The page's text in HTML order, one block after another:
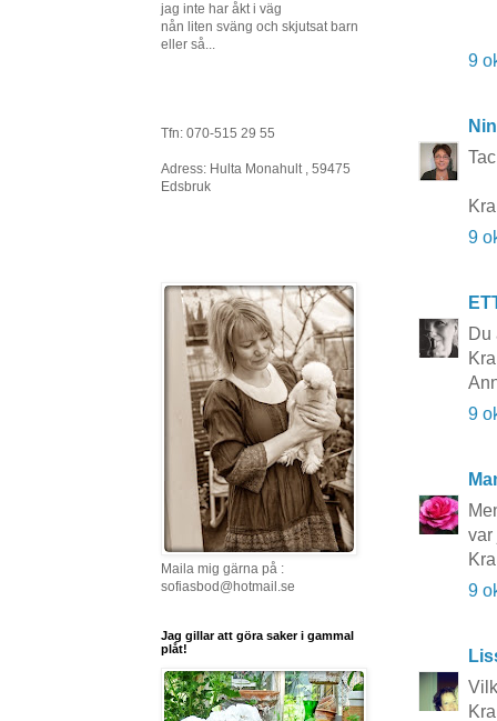
9
9
Du
9
var
9
jag inte har åkt i väg
nån liten sväng och skjutsat barn
eller så...
Tfn: 070-515 29 55
Adress: Hulta Monahult , 59475
Edsbruk
Maila mig gärna på :
sofiasbod@hotmail.se
Jag gillar att göra saker i gammal
plåt!